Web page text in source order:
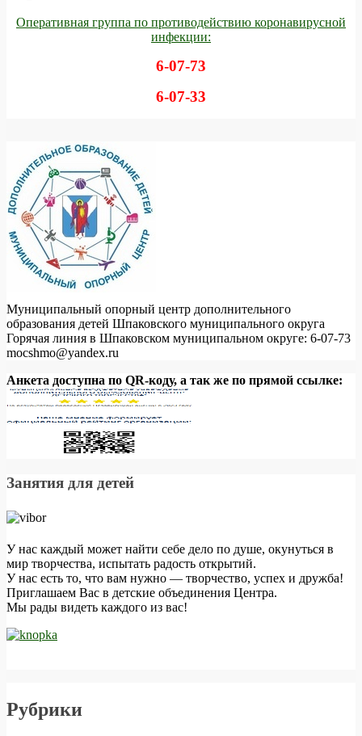
Оперативная группа по противодействию коронавирусной
инфекции:
6-07-73
6-07-33
Муниципальный опорный центр дополнительного
образования детей Шпаковского муниципального округа
Горячая линия в Шпаковском муниципальном округе: 6-07-73
mocshmo@yandex.ru
Анкета доступна по QR-коду, а так же по прямой ссылке:
Занятия для детей
У нас каждый может найти себе дело по душе, окунуться в
мир творчества, испытать радость открытий.
У нас есть то, что вам нужно — творчество, успех и дружба!
Приглашаем Вас в детские объединения Центра.
Мы рады видеть каждого из вас!
Рубрики